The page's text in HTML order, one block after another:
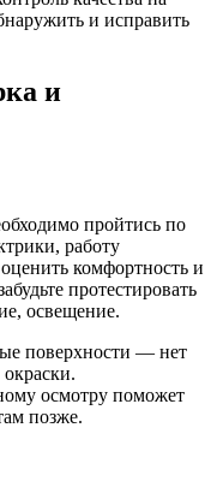
и исправить
и
пройтись по
работу
комфортность и
протестировать
освещение.
поверхности — нет
осмотру поможет
позже.